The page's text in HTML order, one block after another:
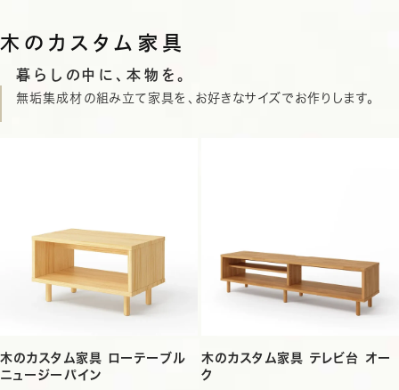
木のカスタム家具
暮らしの中に、本物を。
無垢集成材の組み立て家具を、お好きなサイズでお作りします。
木のカスタム家具 ローテーブル
ニュージーパイン
木のカスタム家具 テレビ台 オー
ク